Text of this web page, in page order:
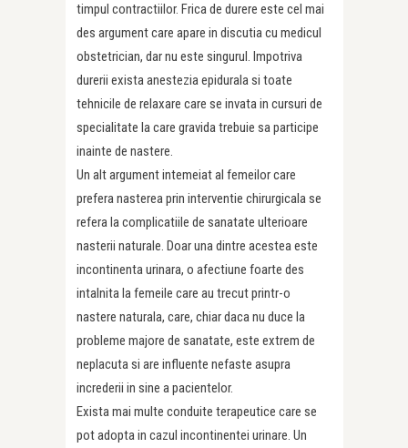
timpul contractiilor. Frica de durere este cel mai
des argument care apare in discutia cu medicul
obstetrician, dar nu este singurul. Impotriva
durerii exista anestezia epidurala si toate
tehnicile de relaxare care se invata in cursuri de
specialitate la care gravida trebuie sa parti­cipe
inainte de nastere.
Un alt argument intemeiat al femeilor care
prefera nasterea prin interventie chirurgicala se
refera la complicatiile de sanatate ulterioare
nasterii na­turale. Doar una dintre acestea este
incontinenta urinara, o afectiune foarte des
intalnita la femeile care au trecut printr-o
nastere natu­rala, care, chiar daca nu duce la
probleme majore de sanatate, este extrem de
neplacuta si are influente nefaste asupra
increderii in sine a pacientelor.
Exista mai multe conduite te­rapeutice care se
pot adopta in cazul incontinentei urinare. Un